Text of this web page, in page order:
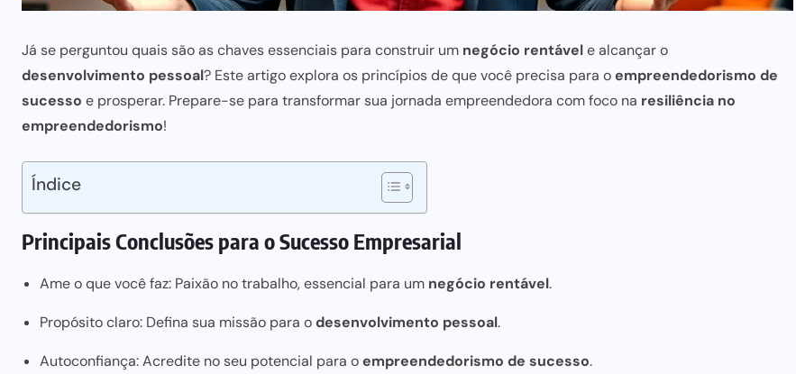
Já se perguntou quais são as chaves essenciais para construir um negócio rentávele alcançar o
desenvolvimento pessoal? Este artigo explora os princípios de que você precisa para oempreendedorismo de
sucesso e prosperar. Prepare-se para transformar sua jornada empreendedora com foco na resiliência no
empreendedorismo!
Índice
Principais Conclusões para o Sucesso Empresarial
Ame o que você faz: Paixão no trabalho, essencial para um negócio rentável.
Propósito claro: Defina sua missão para odesenvolvimento pessoal.
Autoconfiança: Acredite no seu potencial para oempreendedorismo de sucesso.